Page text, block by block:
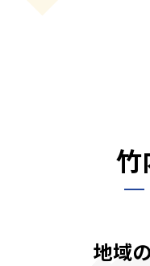
竹
地域